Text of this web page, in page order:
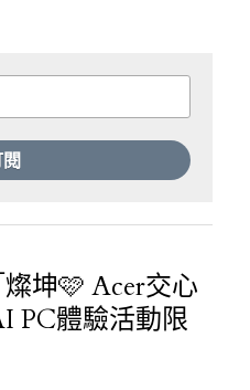
坤🩷 Acer交心
PC體驗活動限